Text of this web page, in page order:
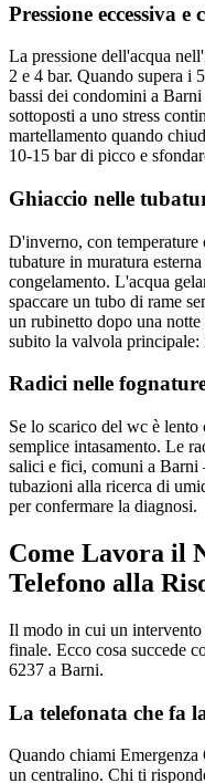
Pressione eccessiva
La pressione dell'acqua
2 e 4 bar. Quando supera i
bassi dei condomini a
sottoposti a uno stress
martellamento quando
10-15 bar di picco e
Ghiaccio nelle
D'inverno, con temperature
tubature in muratura
congelamento. L'acqua
spaccare un tubo di rame
un rubinetto dopo una
subito la valvola principale:
Radici nelle
Se lo scarico del wc è lento
semplice intasamento. Le
salici e fici, comuni a
tubazioni alla ricerca di
per confermare la diagnosi.
Come Lavora il
Telefono alla
Il modo in cui un
finale. Ecco cosa succede
6237 a Barni.
La telefonata che fa
Quando chiami
un centralino. Chi ti